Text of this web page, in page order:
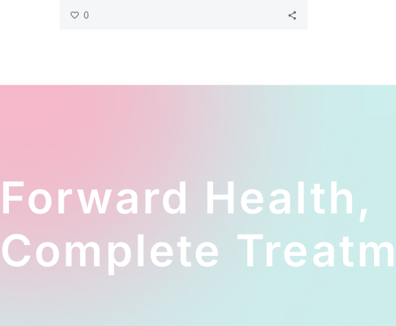
身上？這些問題若不在健康時透過法律
出，要達成活得好又有錢花的目標，必
0
Forward Health,
Complete